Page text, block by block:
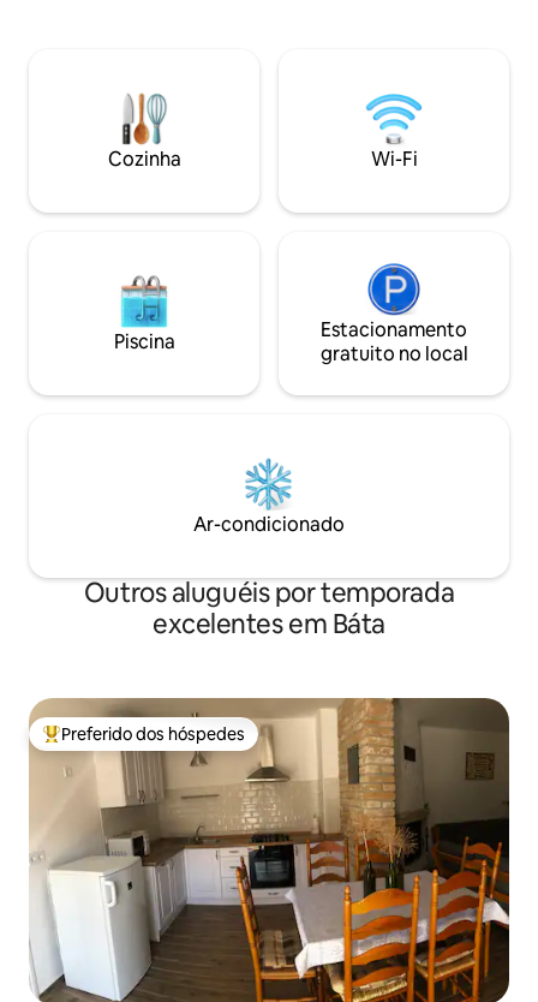
oportunidades para vocês, dependendo
de como gostariam de passar o tempo.
Caminhada em Mecsek? Degustação de
vinhos ou passeio pela cidade? Talvez
A floresta
a pé da casa. A
"outro alojamento". *a
sauna têm um
Cozinha Wi-Fi
Piscina
Estacionamento
gratuito no local
Ar-condicionado
Outros aluguéis por temporada
excelentes em Báta
Entre os melhores preferidos dos hóspedes
Preferido dos hóspedes